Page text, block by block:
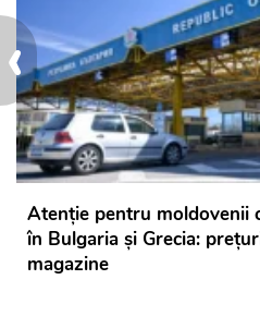
‹
Atenție pentru moldovenii
în Bulgaria și Grecia:
magazine